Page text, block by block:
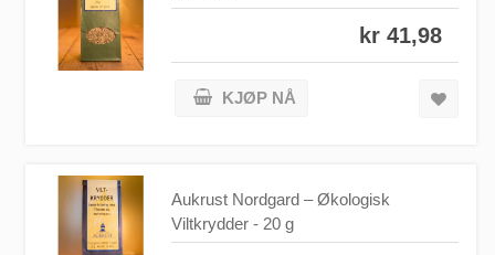
kr 41,98
KJØP NÅ
Aukrust Nordgard – Økologisk
Viltkrydder - 20 g